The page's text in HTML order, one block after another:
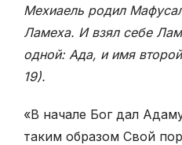
Мехиаель родил
Ламеха. И взял себе
одной: Ада, и имя
19).
«В начале Бог дал
таким образом Свой